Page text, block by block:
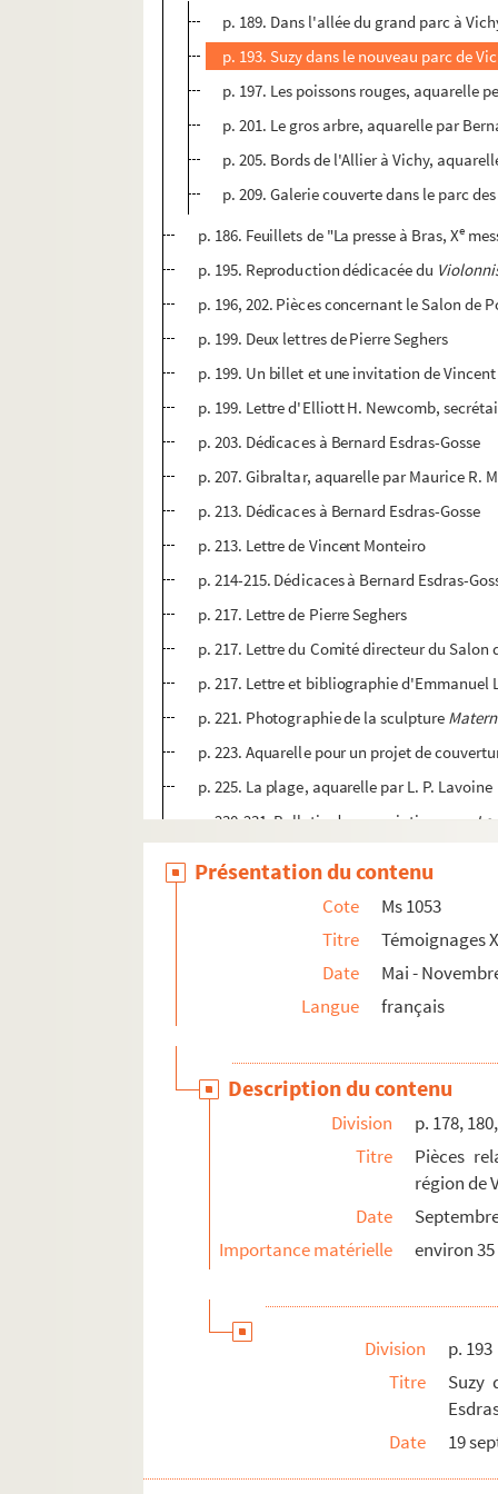
p. 189. Dans l'allée du grand parc à
p. 193. Suzy dans le nouveau parc de
p. 197. Les poissons rouges, aquarelle
p. 201. Le gros arbre, aquarelle par
p. 205. Bords de l'Allier à Vichy,
p. 209. Galerie couverte dans le parc
p. 186. Feuillets de "La presse à Bras, Xe
p. 195. Reproduction dédicacée du
p. 196, 202. Pièces concernant le Salon de
p. 199. Deux lettres de Pierre Seghers
p. 199. Un billet et une invitation de
p. 199. Lettre d'Elliott H. Newcomb,
p. 203. Dédicaces à Bernard Esdras-Gosse
p. 207. Gibraltar, aquarelle par Maurice R.
p. 213. Dédicaces à Bernard Esdras-Gosse
p. 213. Lettre de Vincent Monteiro
p. 214-215. Dédicaces à Bernard Esdras-
p. 217. Lettre de Pierre Seghers
p. 217. Lettre du Comité directeur du Salon
p. 217. Lettre et bibliographie d'Emmanuel
p. 221. Photographie de la sculpture
p. 223. Aquarelle pour un projet de
p. 225. La plage, aquarelle par L. P. Lavoine
p. 230-231. Bulletin de souscription pour
p. 239. Lettre de F. Darchicourt,
p. 239. Lettres de Pierre Courant, député-
p. 239. Lettre de J. Vanier, président de
p. 240. Circulaire émise par l'Association
p. 241. Les fleurs de l'anniversaire à
p. 247. Billet d'André Siegfried
p. 252. Carte de visite de Jean Maton
p. 252-253. Dédicaces à Bernard Esdras-
p. 255. Carte de Henry E. Burel
p. 255. Page de titre dédicacée de
p. 255. Lettre d'Hélène Gallet
Présentation du contenu
Cote
Ms 1053
Titre
Témoignages
Date
Mai -
Langue
français
Description du contenu
Division
p. 178,
Titre
Pièces
région de
Date
Importance matérielle
environ
Division
p. 193
Titre
Suzy
Date
19